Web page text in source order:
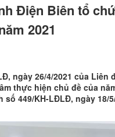
Điện Biên tổ
2021
ngày 26/4/2021 của
thực hiện chủ đề của
449/KH-LĐLĐ, ngày 18/